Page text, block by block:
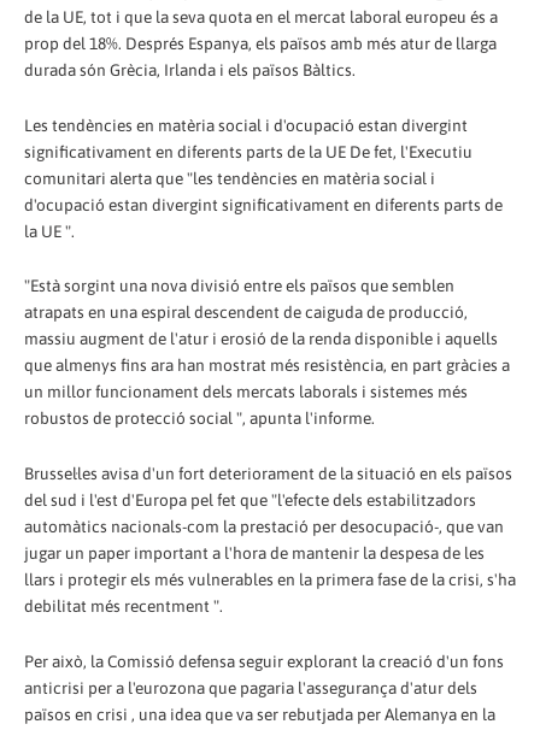
de la UE, tot i que la seva quota en el mercat laboral europeu és a
prop del 18%. Després Espanya, els països amb més atur de llarga
durada són Grècia, Irlanda i els països Bàltics.
Les tendències en matèria social i d'ocupació estan divergint
significativament en diferents parts de la UE De fet, l'Executiu
comunitari alerta que "les tendències en matèria social i
d'ocupació estan divergint significativament en diferents parts de
la UE ".
"Està sorgint una nova divisió entre els països que semblen
atrapats en una espiral descendent de caiguda de producció,
massiu augment de l'atur i erosió de la renda disponible i aquells
que almenys fins ara han mostrat més resistència, en part gràcies a
un millor funcionament dels mercats laborals i sistemes més
robustos de protecció social ", apunta l'informe.
Brussel·les avisa d'un fort deteriorament de la situació en els països
del sud i l'est d'Europa pel fet que "l'efecte dels estabilitzadors
automàtics nacionals-com la prestació per desocupació-, que van
jugar un paper important a l'hora de mantenir la despesa de les
llars i protegir els més vulnerables en la primera fase de la crisi, s'ha
debilitat més recentment ".
Per això, la Comissió defensa seguir explorant la creació d'un fons
anticrisi per a l'eurozona que pagaria l'assegurança d'atur dels
països en crisi , una idea que va ser rebutjada per Alemanya en la